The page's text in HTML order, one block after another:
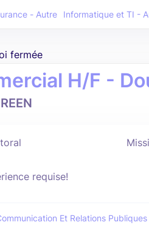
- Autre Informatique et TI -
fermée
H/F -
requise!
Et Relations